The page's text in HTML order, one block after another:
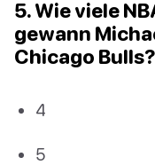
5. Wie viele
gewann
Chicago Bulls?
4
5